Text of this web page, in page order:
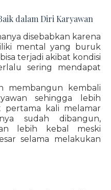
dalam Diri Karyawan
disebabkan karena
mental yang buruk
terjadi akibat kondisi
sering mendapat
membangun kembali
sehingga lebih
pertama kali melamar
sudah dibangun,
lebih kebal meski
selama melakukan